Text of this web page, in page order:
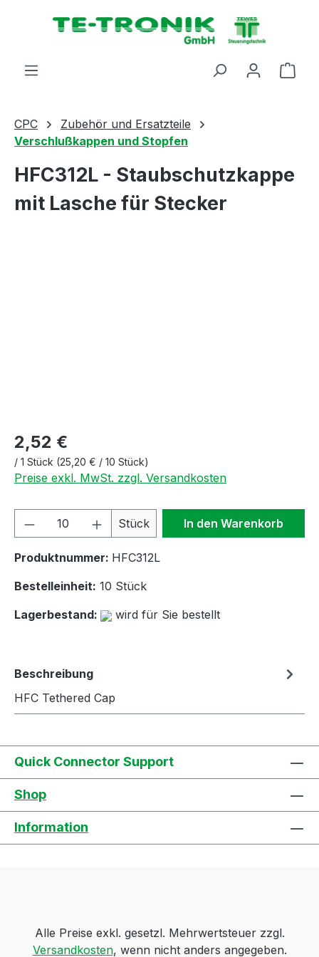
springen
CPC
Zubehör und Ersatzteile
Verschlußkappen und Stopfen
HFC312L - Staubschutzkappe
mit Lasche für Stecker
2,52 €
/ 1 Stück (25,20 € / 10 Stück)
Preise exkl. MwSt. zzgl. Versandkosten
Produkt Anzahl: Gib den
Stück In den Warenkorb
Produktnummer: HFC312L
Bestelleinheit: 10 Stück
Lagerbestand:
wird für Sie bestellt
Beschreibung
HFC Tethered Cap
Quick Connector Support
Shop
Information
Alle Preise exkl. gesetzl. Mehrwertsteuer zzgl.
Versandkosten, wenn nicht anders angegeben.